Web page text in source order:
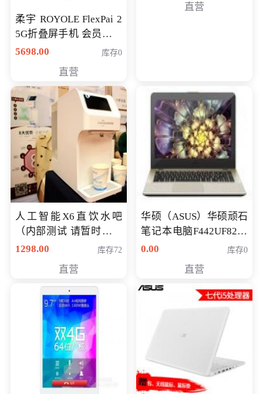
柔宇 ROYOLE FlexPai 2
5G折叠屏手机 会员专享
购买价格 4998元
5698.00 库存0
直营
直营
人工智能X6直饮水吧
（内部测试 请暂时不要
购买）
1298.00 库存72
直营
华硕（ASUS）华硕顽石
笔记本电脑F442UF8250
八代独显轻薄办公商务
0.00 库存0
直营